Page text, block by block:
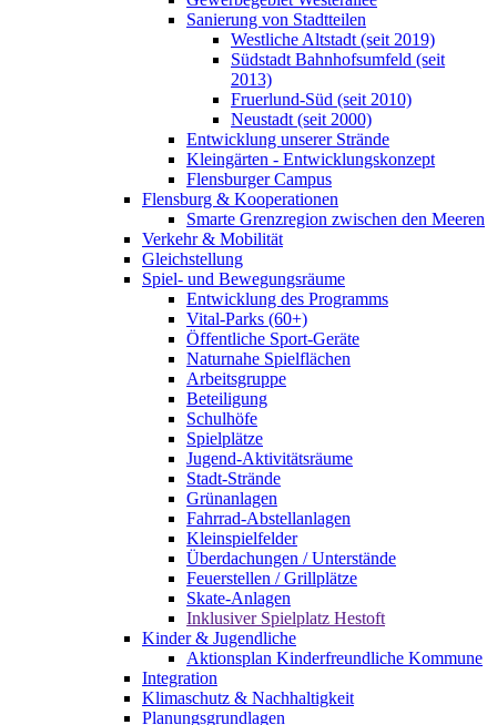
Sanierung von Stadtteilen
Westliche Altstadt (seit 2019)
Südstadt Bahnhofsumfeld (seit
2013)
Fruerlund-Süd (seit 2010)
Neustadt (seit 2000)
Entwicklung unserer Strände
Kleingärten - Entwicklungskonzept
Flensburger Campus
Flensburg & Kooperationen
Smarte Grenzregion zwischen den Meeren
Verkehr & Mobilität
Gleichstellung
Spiel- und Bewegungsräume
Entwicklung des Programms
Vital-Parks (60+)
Öffentliche Sport-Geräte
Naturnahe Spielflächen
Arbeitsgruppe
Beteiligung
Schulhöfe
Spielplätze
Jugend-Aktivitätsräume
Stadt-Strände
Grünanlagen
Fahrrad-Abstellanlagen
Kleinspielfelder
Überdachungen / Unterstände
Feuerstellen / Grillplätze
Skate-Anlagen
Inklusiver Spielplatz Hestoft
Kinder & Jugendliche
Aktionsplan Kinderfreundliche Kommune
Integration
Klimaschutz & Nachhaltigkeit
Planungsgrundlagen